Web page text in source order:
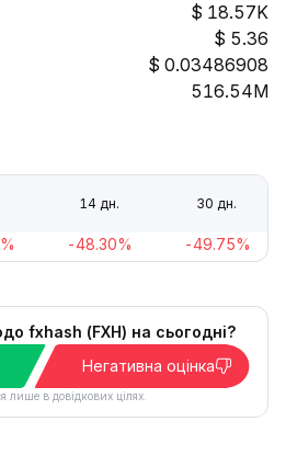
18.57K
5.36
0.03486908
516.54M
14 дн. 30 дн.
-48.30% -49.75%
fxhash (FXH) на сьогодні?
Негативна оцінка
лише в довідкових цілях.